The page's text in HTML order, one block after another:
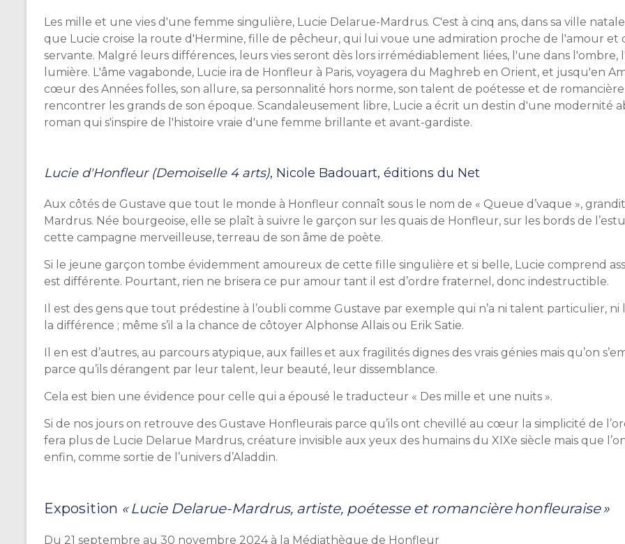
Les mille et une vies d'une femme singulière, Lucie Delarue-Mardrus. C'est à cinq ans, dans sa ville
que Lucie croise la route d'Hermine, fille de pêcheur, qui lui voue une admiration proche de l'amour et
servante. Malgré leurs différences, leurs vies seront dès lors irrémédiablement liées, l'une dans l'ombre,
lumière. L'âme vagabonde, Lucie ira de Honfleur à Paris, voyagera du Maghreb en Orient, et jusqu'en
cœur des Années folles, son allure, sa personnalité hors norme, son talent de poétesse et de
rencontrer les grands de son époque. Scandaleusement libre, Lucie a écrit un destin d'une modernité
roman qui s'inspire de l'histoire vraie d'une femme brillante et avant-gardiste.
Lucie d'Honfleur (Demoiselle 4 arts), Nicole Badouart, éditions du Net
Aux côtés de Gustave que tout le monde à Honfleur connaît sous le nom de « Queue d’vaque »,
Mardrus. Née bourgeoise, elle se plaît à suivre le garçon sur les quais de Honfleur, sur les bords de
cette campagne merveilleuse, terreau de son âme de poète.
Si le jeune garçon tombe évidemment amoureux de cette fille singulière et si belle, Lucie comprend
est différente. Pourtant, rien ne brisera ce pur amour tant il est d’ordre fraternel, donc indestructible.
Il est des gens que tout prédestine à l’oubli comme Gustave par exemple qui n’a ni talent particulier, ni
la différence ; même s’il a la chance de côtoyer Alphonse Allais ou Erik Satie.
Il en est d’autres, au parcours atypique, aux failles et aux fragilités dignes des vrais génies mais qu’on
parce qu’ils dérangent par leur talent, leur beauté, leur dissemblance.
Cela est bien une évidence pour celle qui a épousé le traducteur « Des mille et une nuits ».
Si de nos jours on retrouve des Gustave Honfleurais parce qu’ils ont chevillé au cœur la simplicité de
fera plus de Lucie Delarue Mardrus, créature invisible aux yeux des humains du XIXe siècle mais que
enfin, comme sortie de l’univers d’Aladdin.
Exposition « Lucie Delarue-Mardrus, artiste, poétesse et romancière honfleuraise »
Du 21 septembre au 30 novembre 2024 à la Médiathèque de Honfleur